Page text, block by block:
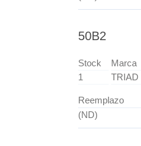
50B2
Stock Marca
1
TRIAD
Reemplazo
(ND)